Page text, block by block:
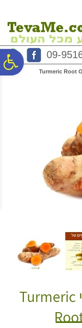
09-
שורש כורכום אורגני טרי Turmeric